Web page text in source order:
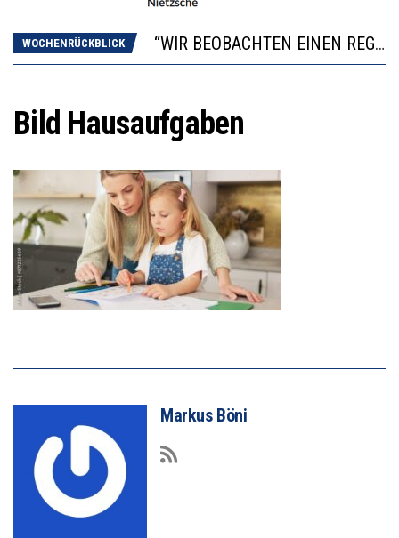
WOCHENRÜCKBLICK
“WIR BEOBACHTEN EINEN REGELRECHTEN STURZFLUG BEI DEN LERNLEISTUNGEN”
DIE VERSTÄRKTE HARMONISIERUNG IM SCHULWESEN VERRINGERT DAS INNOVATIONSPOTENZIAL
Bild Hausaufgaben
Markus Böni